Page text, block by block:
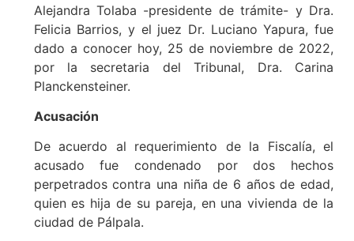
Alejandra Tolaba -presidente de trámite- y Dra.
Felicia Barrios, y el juez Dr. Luciano Yapura, fue
dado a conocer hoy, 25 de noviembre de 2022,
por la secretaria del Tribunal, Dra. Carina
Planckensteiner.
Acusación
De acuerdo al requerimiento de la Fiscalía, el
acusado fue condenado por dos hechos
perpetrados contra una niña de 6 años de edad,
quien es hija de su pareja, en una vivienda de la
ciudad de Pálpala.